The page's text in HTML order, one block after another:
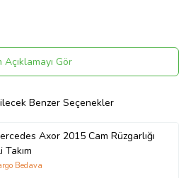
Açıklamayı Gör
Benzer Seçenekler
Axor 2015 Cam Rüzgarlığı
Takım
Bedava